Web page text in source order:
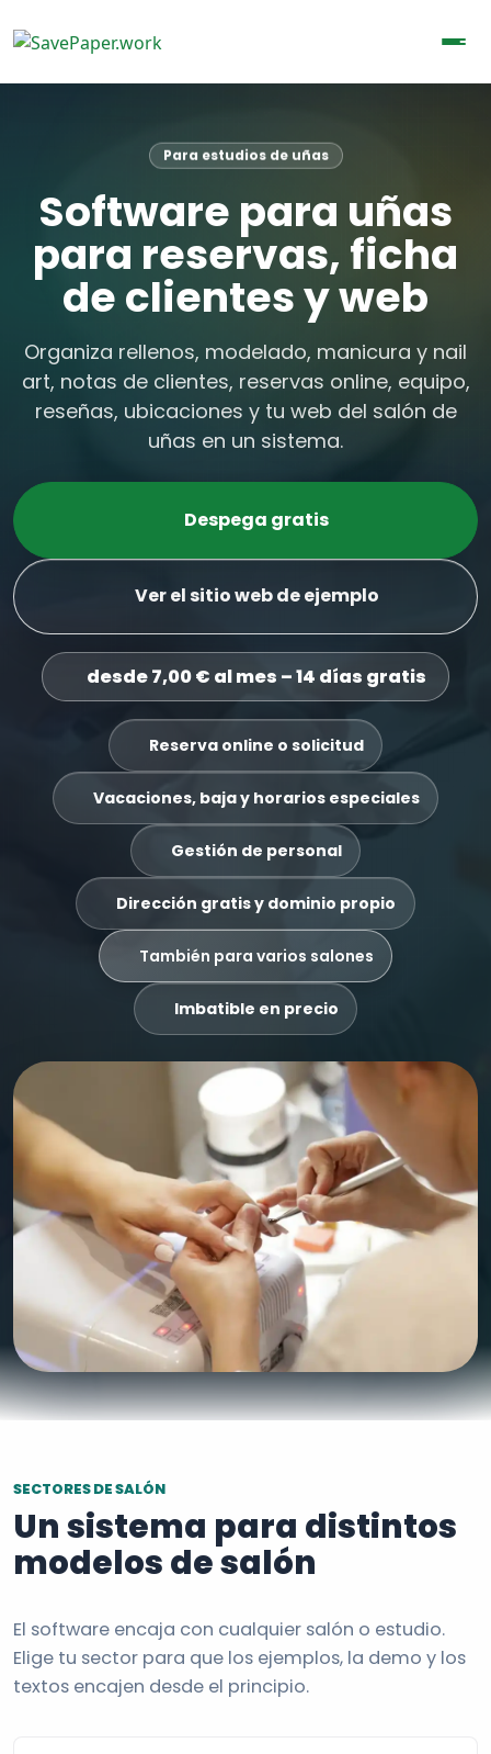
Para estudios de uñas
Software para uñas
para reservas, ficha
de clientes y web
Organiza rellenos, modelado, manicura y nail
art, notas de clientes, reservas online, equipo,
reseñas, ubicaciones y tu web del salón de
uñas en un sistema.
Despega gratis
Ver el sitio web de ejemplo
desde 7,00 € al mes – 14 días gratis
Reserva online o solicitud
Vacaciones, baja y horarios especiales
Gestión de personal
Dirección gratis y dominio propio
También para varios salones
Imbatible en precio
SECTORES DE SALÓN
Un sistema para distintos
modelos de salón
El software encaja con cualquier salón o estudio.
Elige tu sector para que los ejemplos, la demo y los
textos encajen desde el principio.